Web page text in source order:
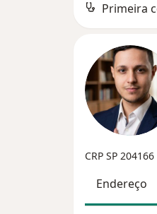
Primeira
CRP SP 204166
Endereço